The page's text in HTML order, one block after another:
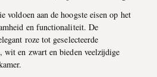
voldoen aan de hoogste eisen op het
en functionaliteit. De
roze tot geselecteerde
wit en zwart en bieden veelzijdige